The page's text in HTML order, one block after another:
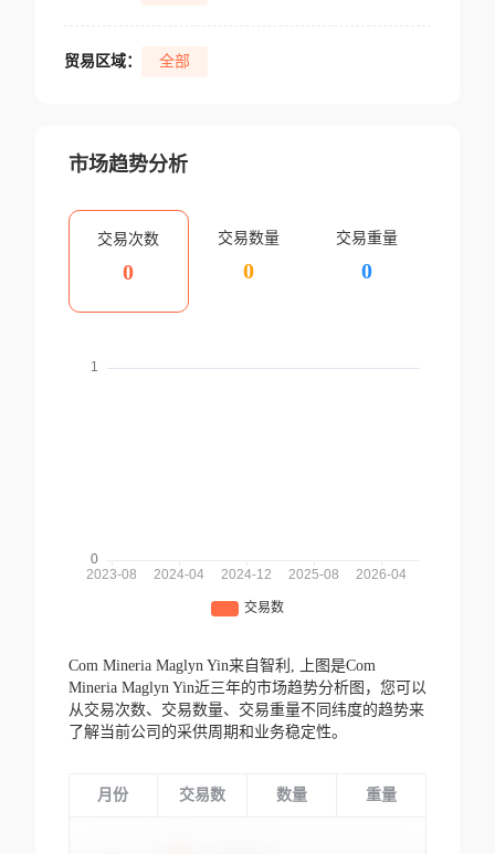
贸易区域： 全部
市场趋势分析
交易次数
0
交易数量
0
交易重量
0
Com Mineria Maglyn Yin来自智利,
上图是Com
Mineria Maglyn Yin近三年的市场趋势分析图，您可以
从交易次数、交易数量、交易重量不同纬度的趋势来
了解当前公司的采供周期和业务稳定性。
月份 交易数 数量 重量